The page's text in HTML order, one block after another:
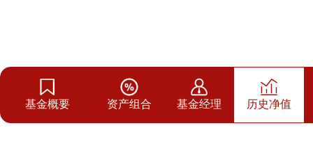
基金概要 资产组合 基金经理 历史净值